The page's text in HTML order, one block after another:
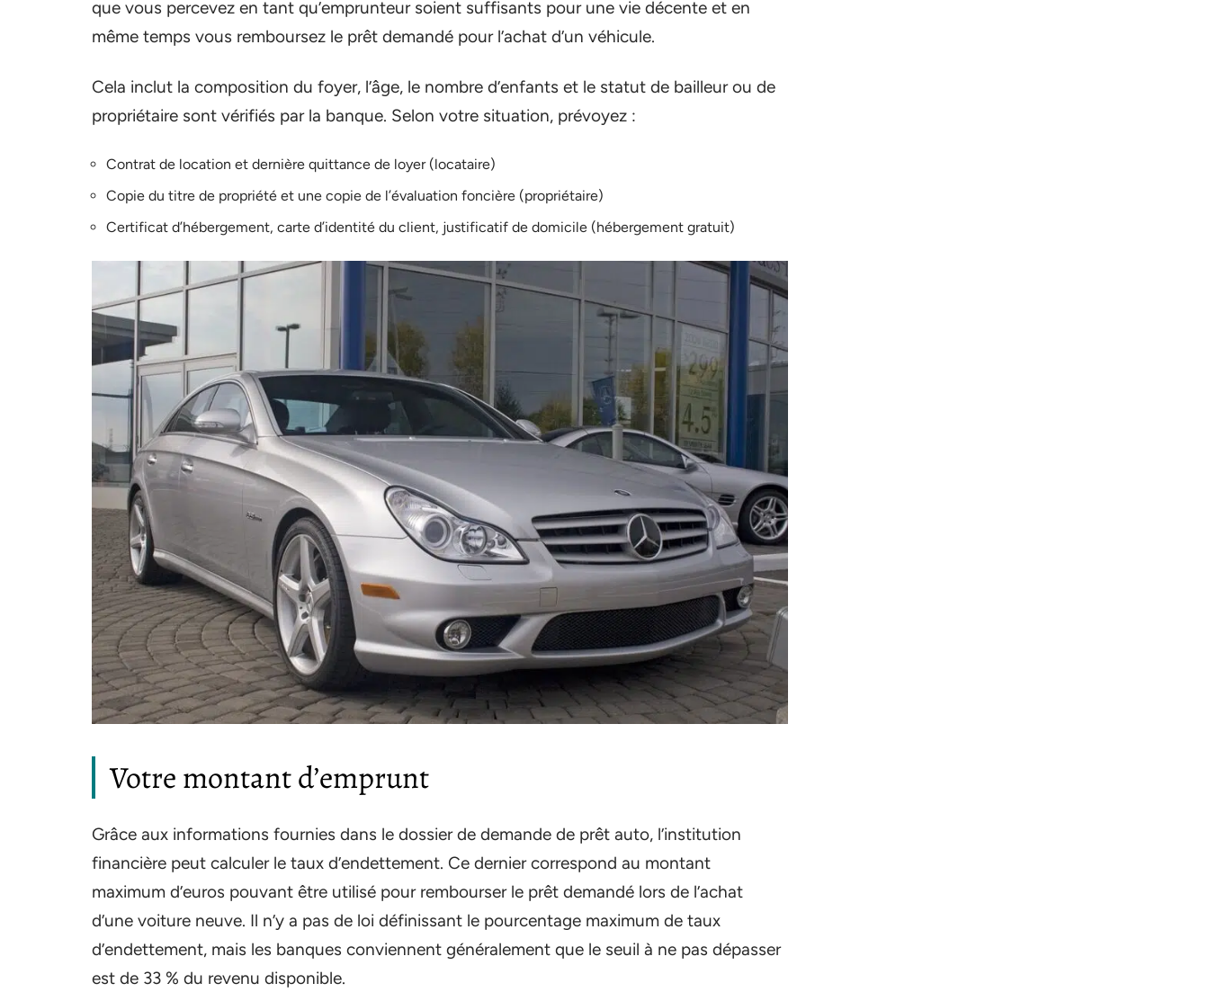
que vous percevez en tant qu’emprunteur soient suffisants pour une vie décente et en
même temps vous remboursez le prêt demandé pour l’achat d’un véhicule.
Cela inclut la composition du foyer, l’âge, le nombre d’enfants et le statut de bailleur ou de
propriétaire sont vérifiés par la banque. Selon votre situation, prévoyez :
Contrat de location et dernière quittance de loyer (locataire)
Copie du titre de propriété et une copie de l’évaluation foncière (propriétaire)
Certificat d’hébergement, carte d’identité du client, justificatif de domicile (hébergement gratuit)
Votre montant d’emprunt
Grâce aux informations fournies dans le dossier de demande de prêt auto, l’institution
financière peut calculer le taux d’endettement. Ce dernier correspond au montant
maximum d’euros pouvant être utilisé pour rembourser le prêt demandé lors de l’achat
d’une voiture neuve. Il n’y a pas de loi définissant le pourcentage maximum de taux
d’endettement, mais les banques conviennent généralement que le seuil à ne pas dépasser
est de 33 % du revenu disponible.